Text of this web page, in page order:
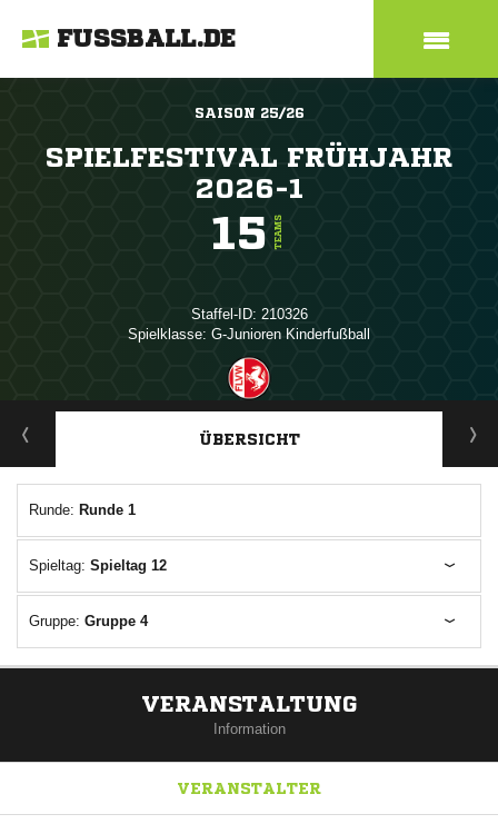
FUSSBALL.DE
SAISON 25/26
SPIELFESTIVAL FRÜHJAHR
2026-1
15 TEAMS
Staffel-ID: 210326
Spielklasse: G-Junioren Kinderfußball
ANZEIGE
ÜBERSICHT
Runde: Runde 1
Spieltag: Spieltag 12
Gruppe: Gruppe 4
VERANSTALTUNG
Information
VERANSTALTER